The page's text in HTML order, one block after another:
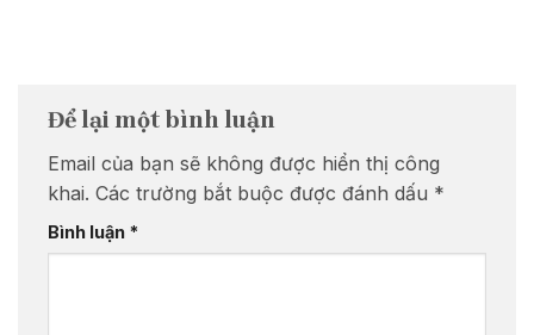
Để lại một bình luận
Email của bạn sẽ không được hiển thị công
khai. Các trường bắt buộc được đánh dấu *
Bình luận *